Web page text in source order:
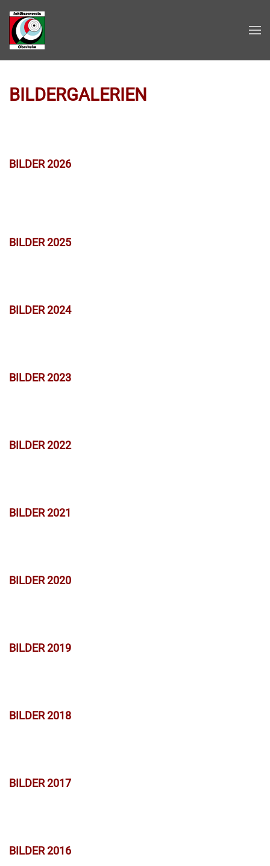
Zum Hauptinhalt springen
BILDERGALERIEN
BILDER 2026
BILDER 2025
BILDER 2024
BILDER 2023
BILDER 2022
BILDER 2021
BILDER 2020
BILDER 2019
BILDER 2018
BILDER 2017
BILDER 2016